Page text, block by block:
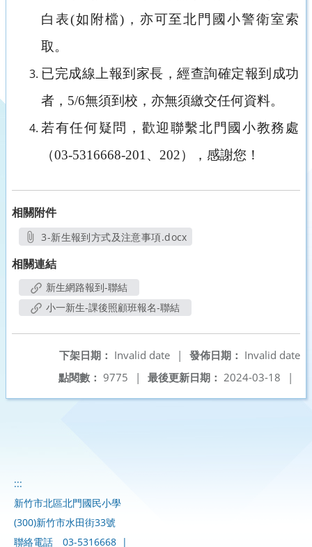
白表(如附檔)，亦可至北門國小警衛室索
取。
已完成線上報到家長，經查詢確定報到成功
者，5/6無須到校，亦無須繳交任何資料。
若有任何疑問，歡迎聯繫北門國小教務處
（03-5316668-201、202），感謝您！
相關附件
3-新生報到方式及注意事項.docx
相關連結
新生網路報到-聯結
小一新生-課後照顧班報名-聯結
發佈日期： Invalid date
下架日期： Invalid date
|
最後更新日期： 2024-03-18 |
點閱數： 9775 |
:::
新竹市北區北門國民小學
(300)新竹市水田街33號
聯絡電話
03-5316668 |